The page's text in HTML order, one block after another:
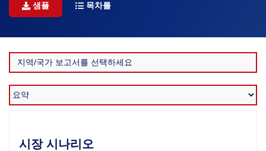
샘플 목차를
시장 시나리오